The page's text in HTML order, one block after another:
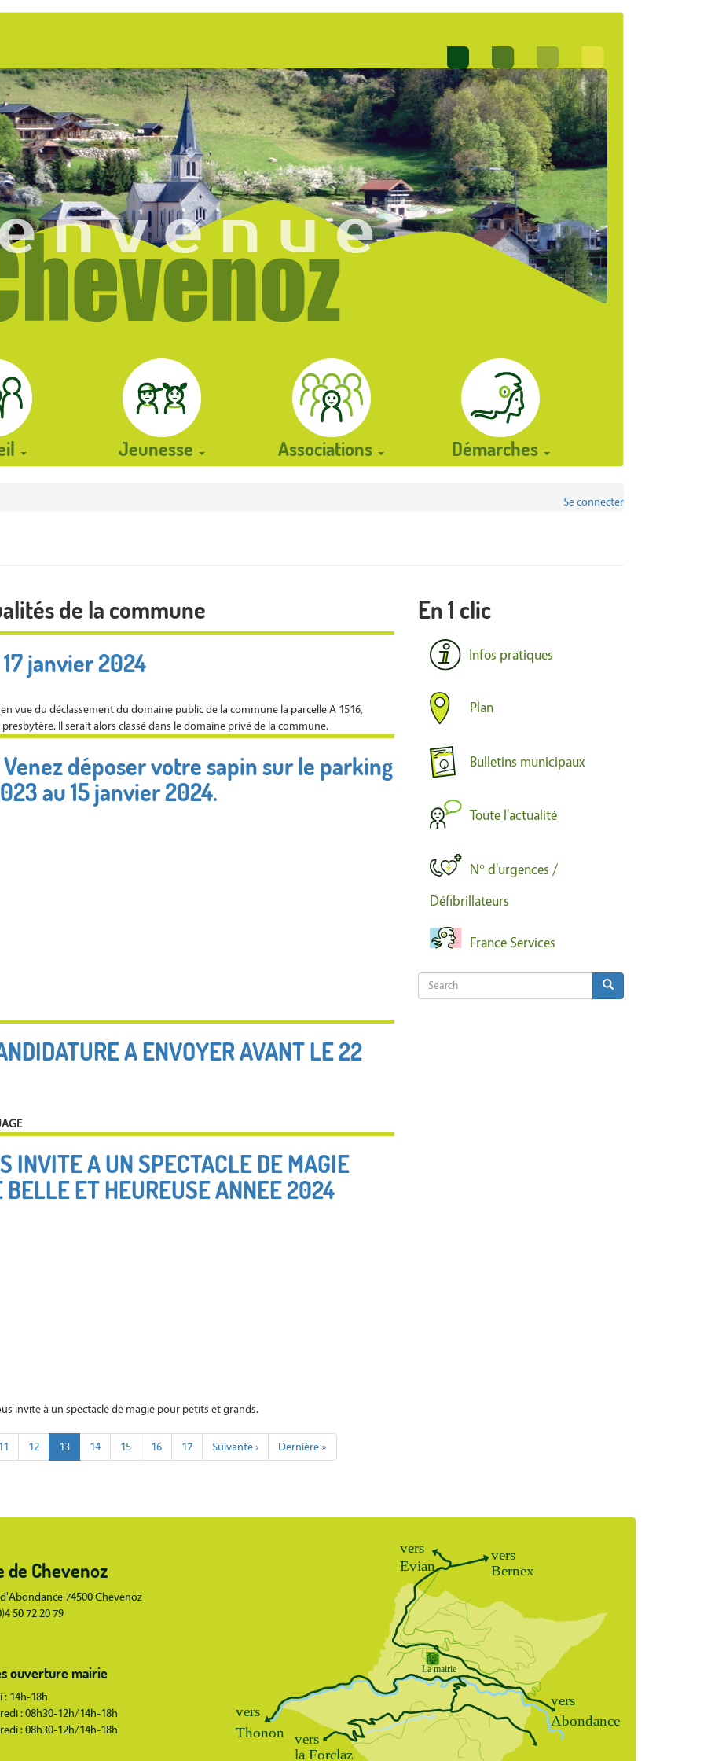
Jeunesse Associations Démarches
Se connecter
de la commune
17 janvier 2024
vue du déclassement du domaine public de la commune la parcelle A 1516,
Il serait alors classé dans le domaine privé de la commune.
déposer votre sapin sur le parking
au 15 janvier 2024.
A ENVOYER AVANT LE 22
INVITE A UN SPECTACLE DE MAGIE
BELLE ET HEUREUSE ANNEE 2024
invite à un spectacle de magie pour petits et grands.
Page
12
Page
courante
13 Page
14 Page
15 Page
16 Page
17
Page
suivante
Suivante ›
Dernière
page
Dernière »
En 1 clic
Infos pratiques
Plan
Bulletins municipaux
Toute l'actualité
N° d'urgences /
Défibrillateurs
France Services
Search
Search Search
de Chevenoz
74500 Chevenoz
50 72 20 79
ouverture mairie
: 14h-18h
: 08h30-12h/14h-18h
: 08h30-12h/14h-18h